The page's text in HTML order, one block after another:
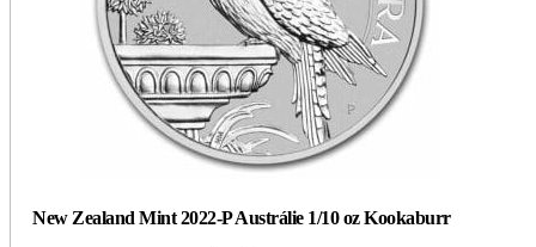
New Zealand Mint 2022-P Austrálie 1/10 oz Kookaburr